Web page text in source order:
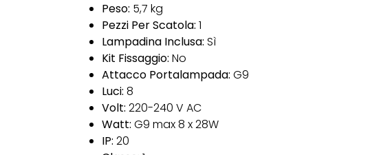
Peso: 5,7 kg
Pezzi Per Scatola: 1
Lampadina Inclusa: Sì
Kit Fissaggio: No
Attacco Portalampada: G9
Luci: 8
Volt: 220-240 V AC
Watt: G9 max 8 x 28W
IP: 20